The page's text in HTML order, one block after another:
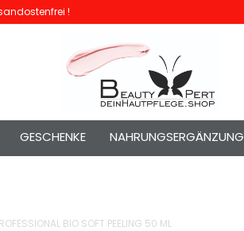
!
GESCHENKE NAHRUNGSERGÄNZUNG
BIO SOFT PEELING 50 ML